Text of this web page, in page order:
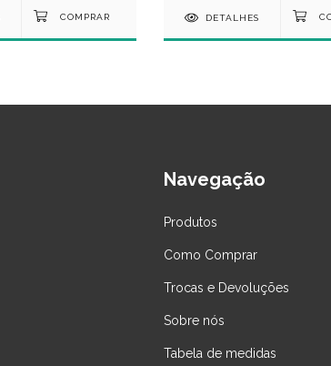
DETALHES
Navegação
Produtos
Como Comprar
Trocas e Devoluções
Sobre nós
Tabela de medidas